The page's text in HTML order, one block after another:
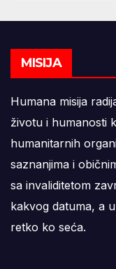
MISIJA
Humana misija
životu i humanosti
humanitarnih
saznanjima i
sa invaliditetom
kakvog datuma, a
retko ko seća.